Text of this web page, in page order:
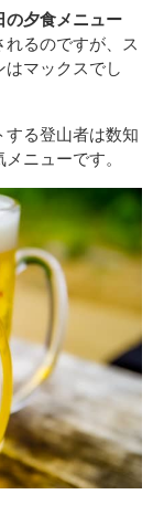
の夕食メニュー
れるのですが、ス
マックスでし
る登山者は数知
ニューです。